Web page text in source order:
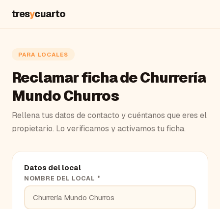
tresycuarto
PARA LOCALES
Reclamar ficha de Churrería
Mundo Churros
Rellena tus datos de contacto y cuéntanos que eres el
propietario. Lo verificamos y activamos tu ficha.
Datos del local
NOMBRE DEL LOCAL *